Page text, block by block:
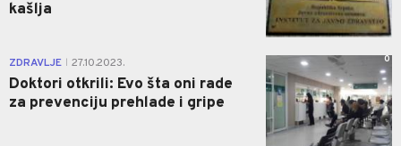
kašlja
ZDRAVLJE 27.10.2023.
Doktori otkrili: Evo šta oni rade
za prevenciju prehlade i gripe
0